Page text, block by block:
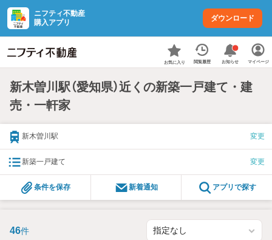
ニフティ不動産
購入アプリ
ダウンロード
お気に入り 閲覧履歴 お知らせ マイページ
新木曽川駅（愛知県）近くの新築一戸建て・建
売・一軒家
新木曽川駅 変更
新築一戸建て 変更
条件を保存 新着通知 アプリで探す
46件